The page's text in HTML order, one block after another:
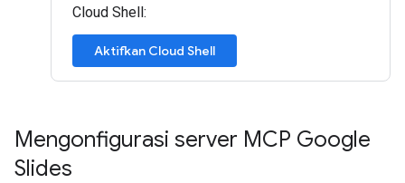
Cloud Shell:
Aktifkan Cloud Shell
Mengonfigurasi server MCP Google
Slides